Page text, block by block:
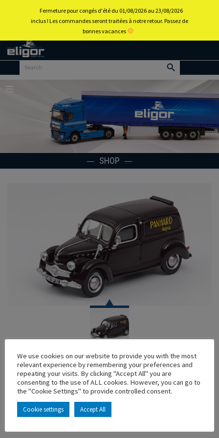
Back to
portal
SHOP
CAR
PANHARD DYNA X COMMERCIALE GRENAT
En stock
Main characteristics :
We use cookies on our website to provide you with the most
relevant experience by remembering your preferences and
repeating your visits. By clicking "Accept All" you are
consenting to the use of ALL cookies. However, you can go to
the "Cookie Settings" to provide controlled consent.
Cookie settings Accept All
Fermeture pour congés d'été du 01/08/2026 au 23/08/2026
inclus ! Les commandes seront traitées à notre retour. Passez de
bonnes vacances